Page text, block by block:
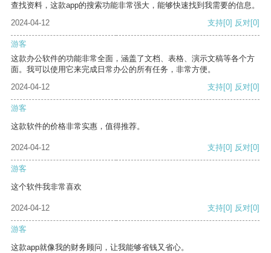
查找资料，这款app的搜索功能非常强大，能够快速找到我需要的信息。
2024-04-12
支持[0] 反对[0]
游客
这款办公软件的功能非常全面，涵盖了文档、表格、演示文稿等各个方
面。我可以使用它来完成日常办公的所有任务，非常方便。
2024-04-12
支持[0] 反对[0]
游客
这款软件的价格非常实惠，值得推荐。
2024-04-12 支持[0] 反对[0]
游客
这个软件我非常喜欢
2024-04-12 支持[0] 反对[0]
游客
这款app就像我的财务顾问，让我能够省钱又省心。